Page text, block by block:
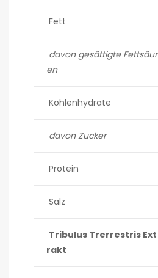
Fett
davon gesättigte Fettsäur
en
Kohlenhydrate
davon Zucker
Protein
Salz
Tribulus Trerrestris Ext
rakt